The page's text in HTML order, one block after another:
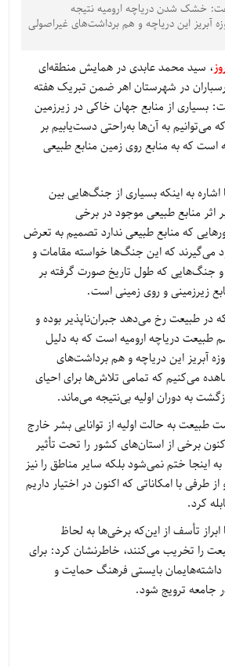
خشک شدن دریاچه ارومیه نتیجه
آبریز این دریاچه و هم برداشت‌های غیراصولی
، سید محمد عابدی در همایش منطقه‌ای
در شهرستان اهر ضمن تبریک هفته
بسیاری از منابع جهان خاکی در زیرزمین
می‌توانیم به آن‌ها به‌راحتی دست‌یابیم بر
است که به منابع روی زمین منابع طبیعی
اشاره به اینکه بسیاری از جنگ‌هایی بین
منابع طبیعی موجود در برخی
که منابع طبیعی ندارد تصمیم به تعرض
می‌گیرند که این جنگ‌ها خواسته مقامات و
جنگ‌هایی که طول تاریخ صورت گرفته بر
زیرزمینی و روی زمینی است.
در طبیعت رخ می‌دهد جبران‌ناپذیر بوده و
طبیعت دریاچه ارومیه است که به دلیل
آبریز این دریاچه و هم برداشت‌های
می‌کنیم که تمامی تلاش‌ها برای احیای
به دوران اولیه بی‌نتیجه می‌ماند.
طبیعت به حالت اولیه از توانایی بشر خارج
برخی از استان‌های کشور را تحت تأثیر
اینجا ختم نمی‌شود بلکه سایر مناطق را نیز
طرفی با امکاناتی که اکنون در اختیار داریم
کرد.
ابراز تأسف از این‌که برخی‌ها به لحاظ
را تخریب می‌کنند، خاطرنشان کرد: برای
داشته‌هایمان بایستی فرهنگ حمایت و
جامعه ترویج شود.